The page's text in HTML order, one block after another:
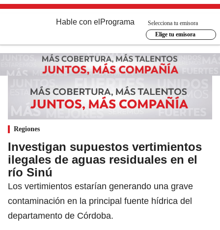
Hable con el Programa
Selecciona tu emisora
Elige tu emisora
Regiones
Investigan supuestos vertimientos
ilegales de aguas residuales en el
río Sinú
Los vertimientos estarían generando una grave
contaminación en la principal fuente hídrica del
departamento de Córdoba.